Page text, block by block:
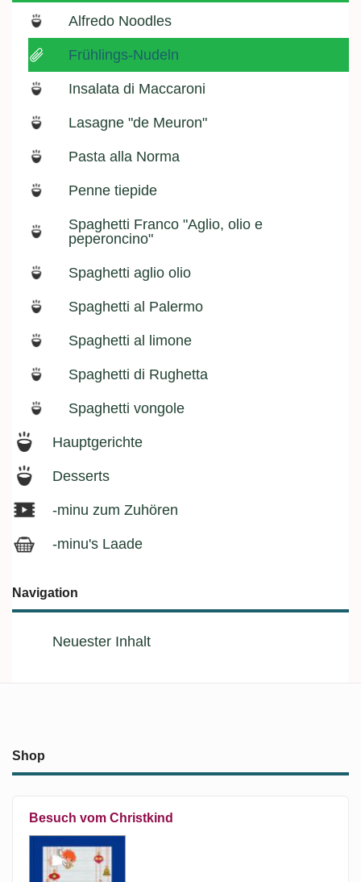
Alfredo Noodles
Frühlings-Nudeln
Insalata di Maccaroni
Lasagne "de Meuron"
Pasta alla Norma
Penne tiepide
Spaghetti Franco "Aglio, olio e
peperoncino"
Spaghetti aglio olio
Spaghetti al Palermo
Spaghetti al limone
Spaghetti di Rughetta
Spaghetti vongole
Hauptgerichte
Desserts
-minu zum Zuhören
-minu's Laade
Navigation
Neuester Inhalt
Shop
Besuch vom Christkind